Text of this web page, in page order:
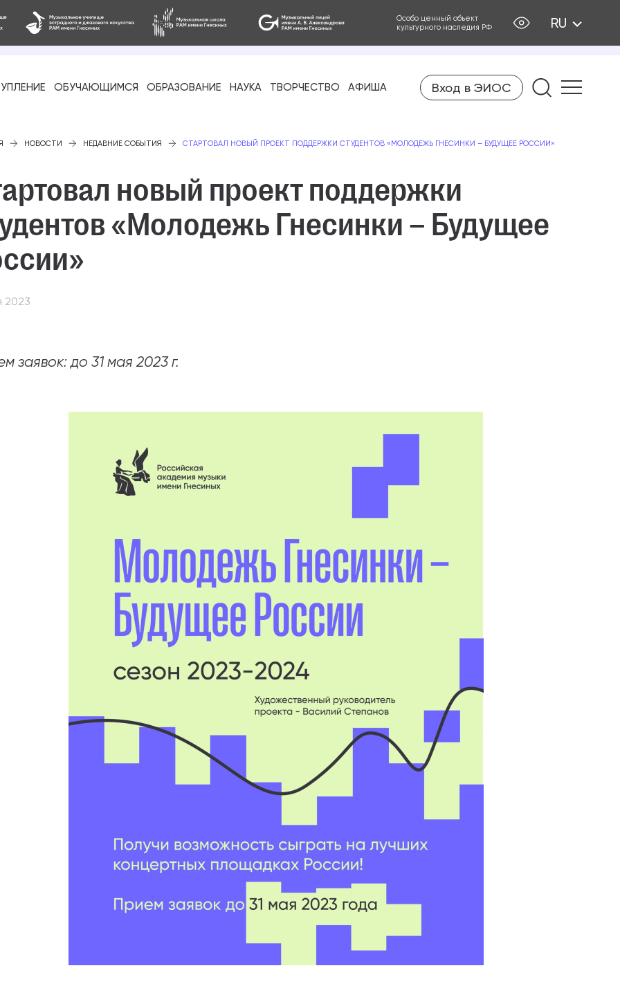
Особо ценный объект
культурного наследия РФ
RU
ОБУЧАЮЩИМСЯ ОБРАЗОВАНИЕ НАУКА ТВОРЧЕСТВО АФИША Вход в ЭИОС
Найти на
образование
услуги
НОВОСТИ НЕДАВНИЕ СОБЫТИЯ СТАРТОВАЛ НОВЫЙ ПРОЕКТ ПОДДЕРЖКИ СТУДЕНТОВ «МОЛОДЕЖЬ ГНЕСИНКИ – БУДУЩЕЕ РОССИИ»
новый проект поддержки
«Молодежь Гнесинки – Будущее
2023
заявок: до 31 мая 2023 г.